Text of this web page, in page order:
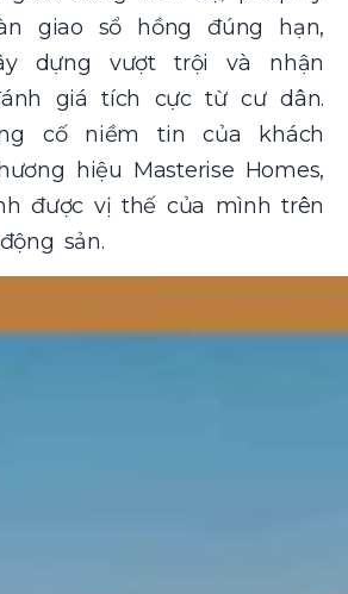
giao sổ hồng đúng hạn,
dựng vượt trội và nhận
giá tích cực từ cư dân.
cố niềm tin của khách
hiệu Masterise Homes,
được vị thế của mình trên
sản.